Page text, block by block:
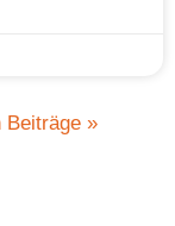
Beiträge »